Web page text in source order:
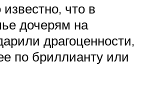
что в
дочерям на
драгоценности,
по бриллианту или